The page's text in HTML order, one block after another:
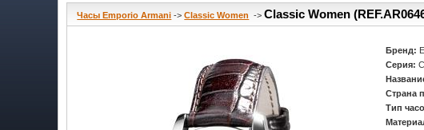
Часы Emporio Armani ->Classic Women ->Classic Women
Бренд:
Серия:
Страна
Тип